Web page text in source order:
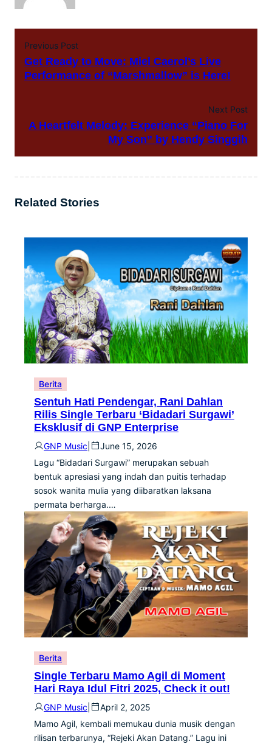
Previous Post
Get Ready to Move: Miel Caerol’s Live
Performance of “Marshmallow” is Here!
Next Post
A Heartfelt Melody: Experience “Piano For
My Son” by Hendy Singgih
Related Stories
Berita
Sentuh Hati Pendengar, Rani Dahlan
Rilis Single Terbaru ‘Bidadari Surgawi’
Eksklusif di GNP Enterprise
GNP Music
June 15, 2026
Lagu “Bidadari Surgawi” merupakan sebuah
bentuk apresiasi yang indah dan puitis terhadap
sosok wanita mulia yang diibaratkan laksana
permata berharga.…
Berita
Single Terbaru Mamo Agil di Moment
Hari Raya Idul Fitri 2025, Check it out!
GNP Music
April 2, 2025
Mamo Agil, kembali memukau dunia musik dengan
rilisan terbarunya, “Rejeki Akan Datang.” Lagu ini